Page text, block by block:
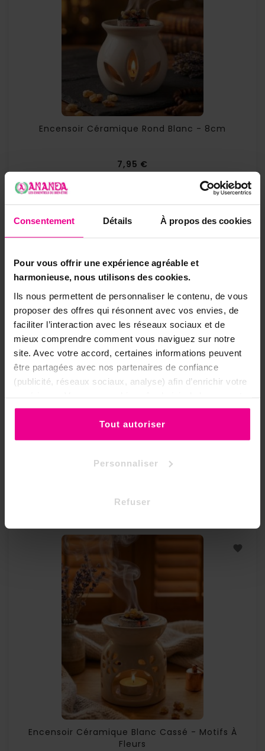
Consentement Détails À propos des cookies
Pour vous offrir une expérience agréable et
harmonieuse, nous utilisons des cookies.
Ils nous permettent de personnaliser le contenu, de vous
proposer des offres qui résonnent avec vos envies, de
faciliter l’interaction avec les réseaux sociaux et de
mieux comprendre comment vous naviguez sur notre
site. Avec votre accord, certaines informations peuvent
être partagées avec nos partenaires de confiance
(publicité, réseaux sociaux, analyse) afin d’enrichir votre
ou de les refuser.
Tout autoriser
Personnaliser
Refuser
Encensoir Céramique Rond Blanc - 8cm
7,95 €
Encensoir Céramique Beige - 8cm
7,95 €Prix
Encensoir Céramique Blanc Cassé - Motifs À
Fleurs